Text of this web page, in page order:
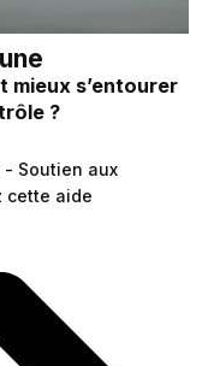
mieux s’entourer
?
- Soutien aux
cette aide